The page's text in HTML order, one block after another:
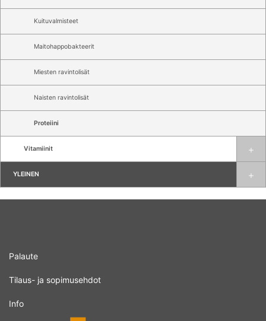
Kuituvalmisteet
Maitohappobakteerit
Miesten ravintolisät
Naisten ravintolisät
Proteiini
Vitamiinit
YLEINEN
Palaute
Tilaus- ja sopimusehdot
Info